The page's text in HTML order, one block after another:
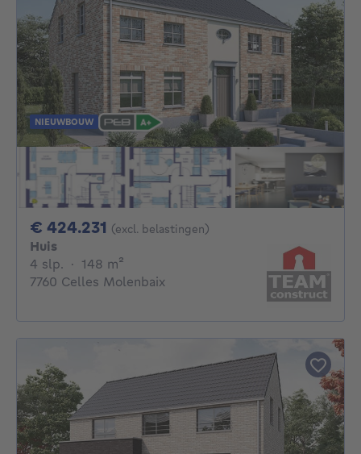
NIEUWBOUW
€ 424.231 424231€
(excl. belastingen)
Huis
4 slp. 4 slaapkamers
· 148 m²
7760 Celles Molenbaix